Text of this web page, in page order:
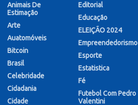
Animais De
Estimação
Arte
Auatomóveis
Bitcoin
Brasil
Celebridade
Cidadania
Cidade
Editorial
Educação
ELEIÇÃO 2024
Empreendedorismo
Esporte
Estatistica
Fé
Futebol Com Pedro
Valentini